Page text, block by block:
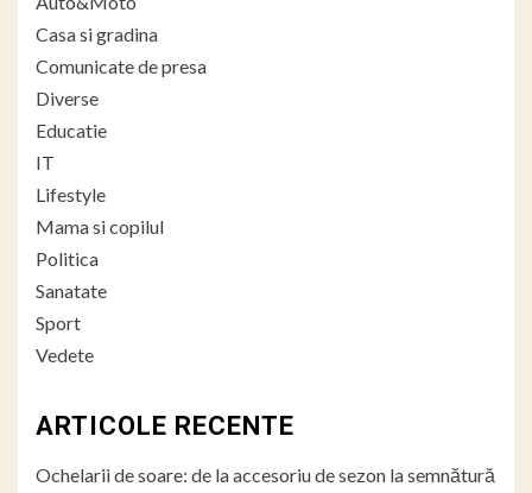
Casa si gradina
Comunicate de presa
Diverse
Educatie
IT
Lifestyle
Mama si copilul
Politica
Sanatate
Sport
Vedete
ARTICOLE RECENTE
Ochelarii de soare: de la accesoriu de sezon la semnătură